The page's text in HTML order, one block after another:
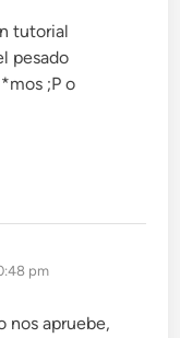
tutorial
pesado
;P o
pm
nos apruebe,